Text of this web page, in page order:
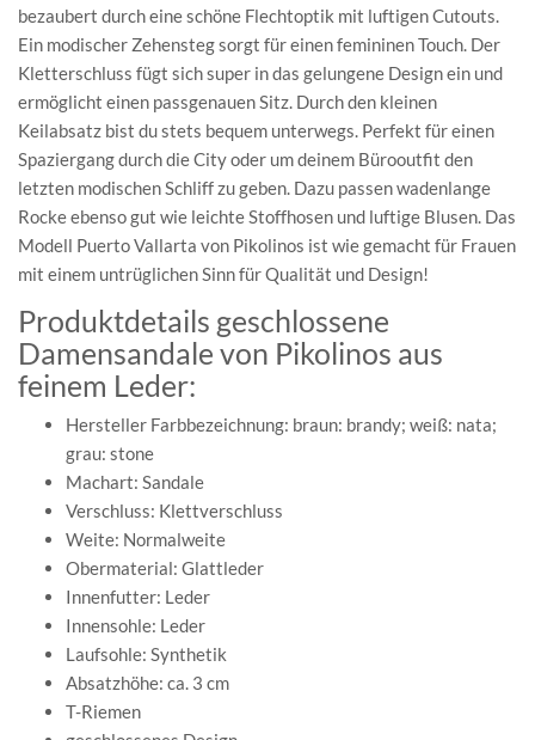
bezaubert durch eine schöne Flechtoptik mit luftigen Cutouts.
Ein modischer Zehensteg sorgt für einen femininen Touch. Der
Kletterschluss fügt sich super in das gelungene Design ein und
ermöglicht einen passgenauen Sitz. Durch den kleinen
Keilabsatz bist du stets bequem unterwegs. Perfekt für einen
Spaziergang durch die City oder um deinem Bürooutfit den
letzten modischen Schliff zu geben. Dazu passen wadenlange
Rocke ebenso gut wie leichte Stoffhosen und luftige Blusen. Das
Modell Puerto Vallarta von Pikolinos ist wie gemacht für Frauen
mit einem untrüglichen Sinn für Qualität und Design!
Produktdetails geschlossene
Damensandale von Pikolinos aus
feinem Leder:
Hersteller Farbbezeichnung: braun: brandy; weiß: nata;
grau: stone
Machart: Sandale
Verschluss: Klettverschluss
Weite: Normalweite
Obermaterial: Glattleder
Innenfutter: Leder
Innensohle: Leder
Laufsohle: Synthetik
Absatzhöhe: ca. 3 cm
T-Riemen